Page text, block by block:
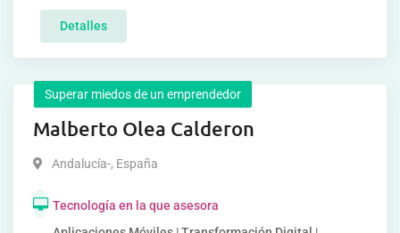
Detalles
Superar miedos de un emprendedor
Malberto Olea Calderon
Andalucía-, España
Tecnología en la que asesora